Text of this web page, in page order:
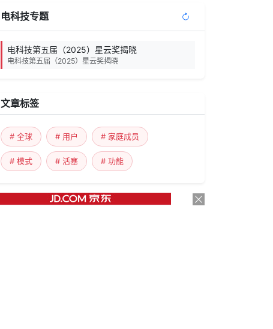
电科技专题
电科技第五届（2025）星云奖揭晓
电科技第五届（2025）星云奖揭晓
文章标签
# 全球 # 用户 # 家庭成员
# 模式 # 活塞 # 功能